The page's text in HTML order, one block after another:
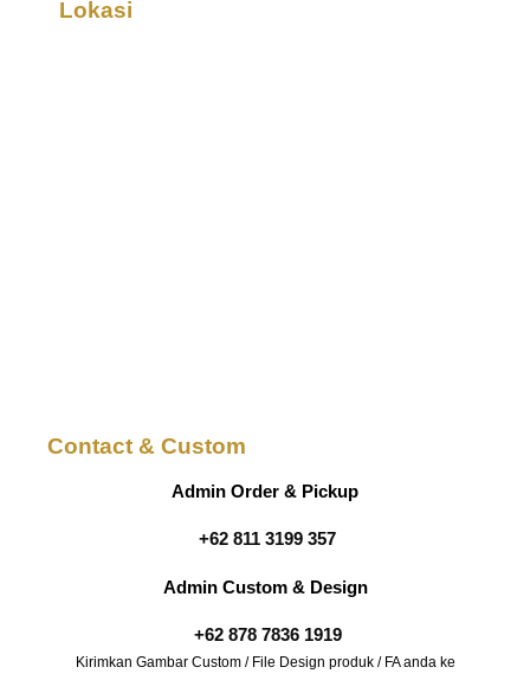
Lokasi
Contact & Custom
Admin Order & Pickup
+62 811 3199 357
Admin Custom & Design
+62 878 7836 1919
Kirimkan Gambar Custom / File Design produk / FA anda ke